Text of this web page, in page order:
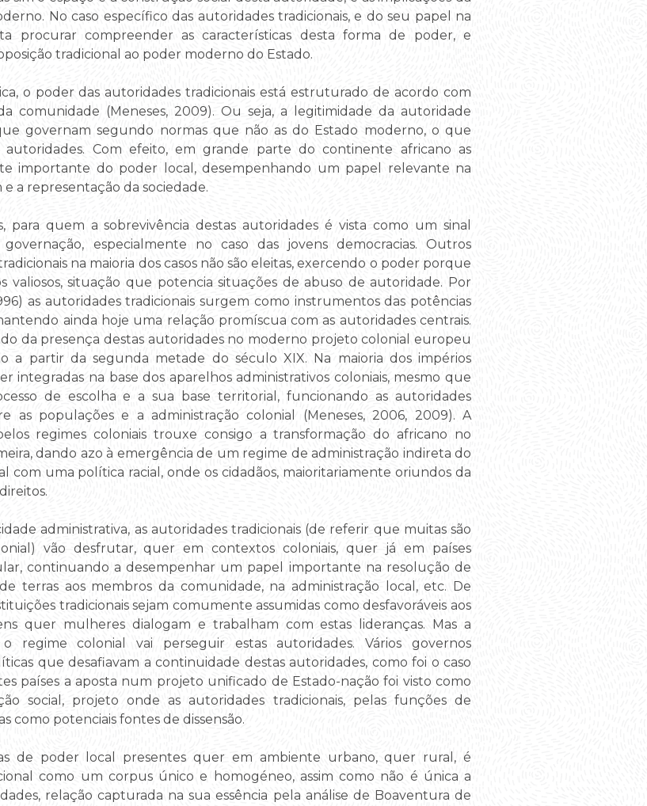
No caso específico das autoridades tradicionais, e do seu papel na
procurar compreender as características desta forma de poder, e
tradicional ao poder moderno do Estado.
o poder das autoridades tradicionais está estruturado de acordo com
comunidade (Meneses, 2009). Ou seja, a legitimidade da autoridade
governam segundo normas que não as do Estado moderno, o que
Com efeito, em grande parte do continente africano as
importante do poder local, desempenhando um papel relevante na
a representação da sociedade.
para quem a sobrevivência destas autoridades é vista como um sinal
especialmente no caso das jovens democracias. Outros
na maioria dos casos não são eleitas, exercendo o poder porque
situação que potencia situações de abuso de autoridade. Por
as autoridades tradicionais surgem como instrumentos das potências
ainda hoje uma relação promíscua com as autoridades centrais.
da presença destas autoridades no moderno projeto colonial europeu
a partir da segunda metade do século XIX. Na maioria dos impérios
integradas na base dos aparelhos administrativos coloniais, mesmo que
de escolha e a sua base territorial, funcionando as autoridades
as populações e a administração colonial (Meneses, 2006, 2009). A
regimes coloniais trouxe consigo a transformação do africano no
dando azo à emergência de um regime de administração indireta do
uma política racial, onde os cidadãos, maioritariamente oriundos da
administrativa, as autoridades tradicionais (de referir que muitas são
vão desfrutar, quer em contextos coloniais, quer já em países
continuando a desempenhar um papel importante na resolução de
terras aos membros da comunidade, na administração local, etc. De
tradicionais sejam comumente assumidas como desfavoráveis aos
quer mulheres dialogam e trabalham com estas lideranças. Mas a
regime colonial vai perseguir estas autoridades. Vários governos
que desafiavam a continuidade destas autoridades, como foi o caso
países a aposta num projeto unificado de Estado-nação foi visto como
social, projeto onde as autoridades tradicionais, pelas funções de
como potenciais fontes de dissensão.
de poder local presentes quer em ambiente urbano, quer rural, é
como um corpus único e homogéneo, assim como não é única a
relação capturada na sua essência pela análise de Boaventura de